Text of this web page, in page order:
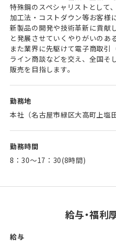
特殊鋼のスペシャリストとして
加工法・コストダウン等お客様
新製品の開発や技術革新に貢献
と発展させていくやりがいのあ
また業界に先駆けて電子商取引
ライン商談などを交え、全国そ
販売を目指します。
勤務地
本社（名古屋市緑区大高町上塩
勤務時間
8：30～17：30(8時間)
給与・福利
給与